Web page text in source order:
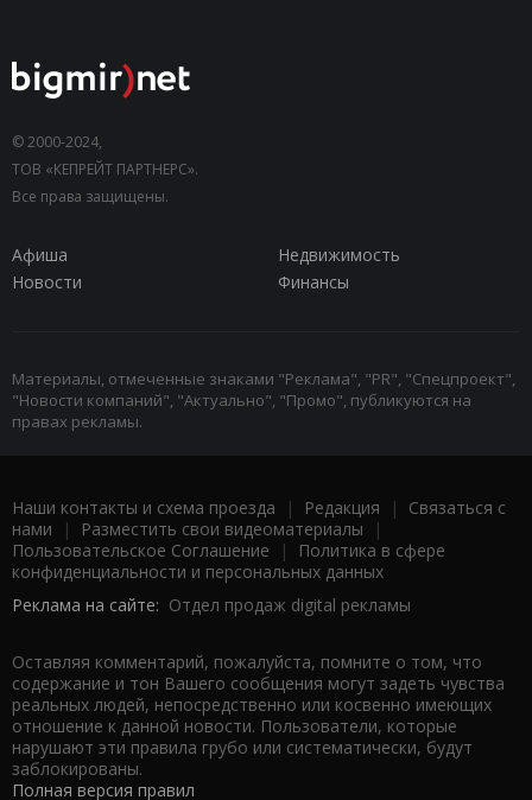
© 2000-2024,
ТОВ «КЕПРЕЙТ ПАРТНЕРС».
Все права защищены.
Афиша
Недвижимость
Новости
Финансы
Материалы, отмеченные знаками "Реклама", "PR", "Спецпроект",
"Новости компаний", "Актуально", "Промо", публикуются на
правах рекламы.
Наши контакты и схема проезда | Редакция | Связаться с
нами | Разместить свои видеоматериалы |
Пользовательское Соглашение |
Политика в сфере
конфиденциальности и персональных данных
Реклама на сайте: Отдел продаж digital рекламы
Оставляя комментарий, пожалуйста, помните о том, что
содержание и тон Вашего сообщения могут задеть чувства
реальных людей, непосредственно или косвенно имеющих
отношение к данной новости. Пользователи, которые
нарушают эти правила грубо или систематически, будут
заблокированы.
Полная версия правил